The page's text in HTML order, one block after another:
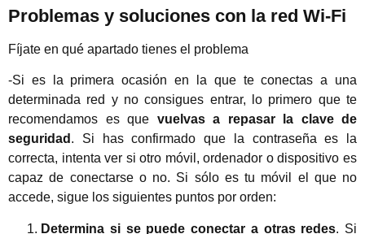
Problemas y soluciones con la red Wi-Fi
Fíjate en qué apartado tienes el problema
-Si es la primera ocasión en la que te conectas a una
determinada red y no consigues entrar, lo primero que te
recomendamos es que vuelvas a repasar la clave de
seguridad . Si has confirmado que la contraseña es la
correcta, intenta ver si otro móvil, ordenador o dispositivo es
capaz de conectarse o no. Si sólo es tu móvil el que no
accede, sigue los siguientes puntos por orden:
Determina si se puede conectar a otras redes. Si